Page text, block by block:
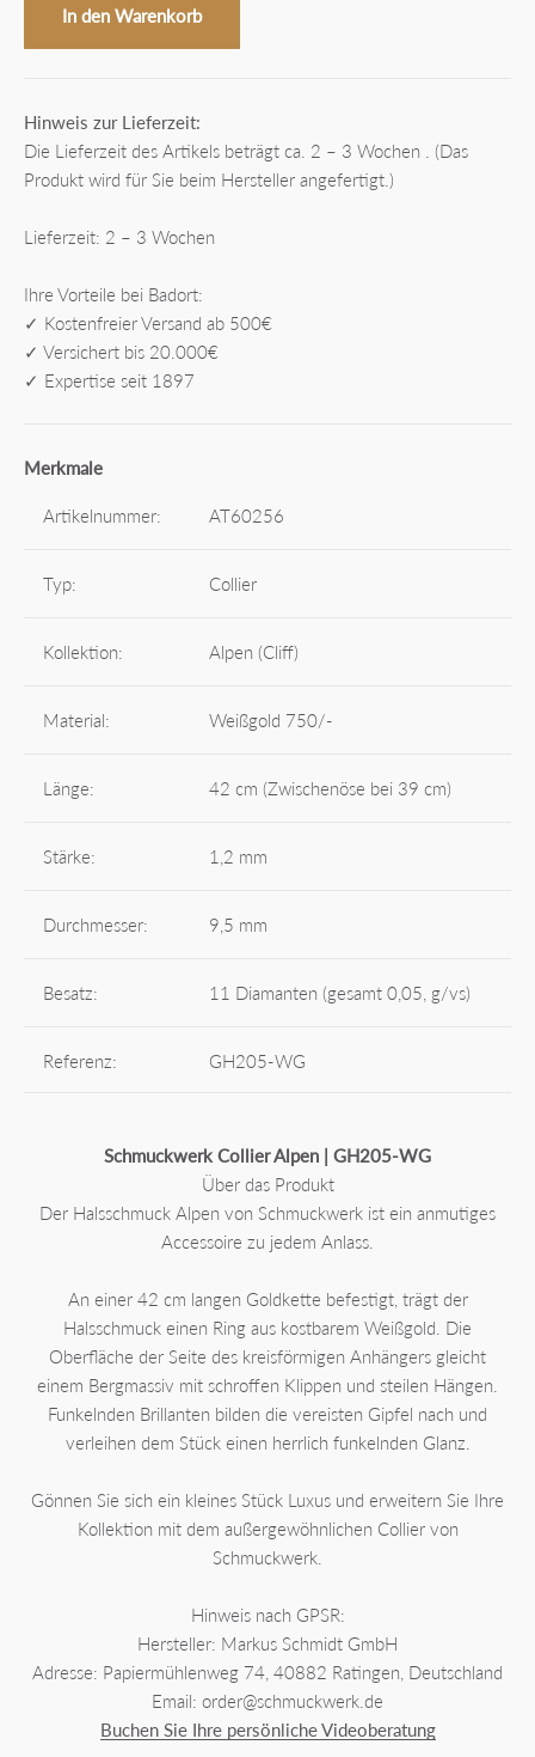
In den Warenkorb
Hinweis zur Lieferzeit:
Die Lieferzeit des Artikels beträgt ca. 2 – 3 Wochen . (Das
Produkt wird für Sie beim Hersteller angefertigt.)
Lieferzeit: 2 – 3 Wochen
Ihre Vorteile bei Badort:
✓ Kostenfreier Versand ab 500€
✓ Versichert bis 20.000€
✓ Expertise seit 1897
Merkmale
Artikelnummer: AT60256
Typ: Collier
Kollektion: Alpen (Cliff)
Material: Weißgold 750/-
Länge: 42 cm (Zwischenöse bei 39 cm)
Stärke: 1,2 mm
Durchmesser: 9,5 mm
Besatz: 11 Diamanten (gesamt 0,05, g/vs)
Referenz: GH205-WG
Schmuckwerk Collier Alpen | GH205-WG
Über das Produkt
Der Halsschmuck Alpen von Schmuckwerk ist ein anmutiges
Accessoire zu jedem Anlass.
An einer 42 cm langen Goldkette befestigt, trägt der
Halsschmuck einen Ring aus kostbarem Weißgold. Die
Oberfläche der Seite des kreisförmigen Anhängers gleicht
einem Bergmassiv mit schroffen Klippen und steilen Hängen.
Funkelnden Brillanten bilden die vereisten Gipfel nach und
verleihen dem Stück einen herrlich funkelnden Glanz.
Gönnen Sie sich ein kleines Stück Luxus und erweitern Sie Ihre
Kollektion mit dem außergewöhnlichen Collier von
Schmuckwerk.
Hinweis nach GPSR:
Hersteller: Markus Schmidt GmbH
Adresse: Papiermühlenweg 74, 40882 Ratingen, Deutschland
Email: order@schmuckwerk.de
Buchen Sie Ihre persönliche Videoberatung